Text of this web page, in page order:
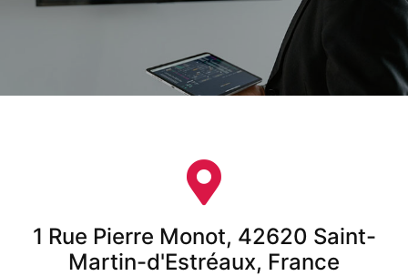
1 Rue Pierre Monot, 42620 Saint-
Martin-d'Estréaux, France